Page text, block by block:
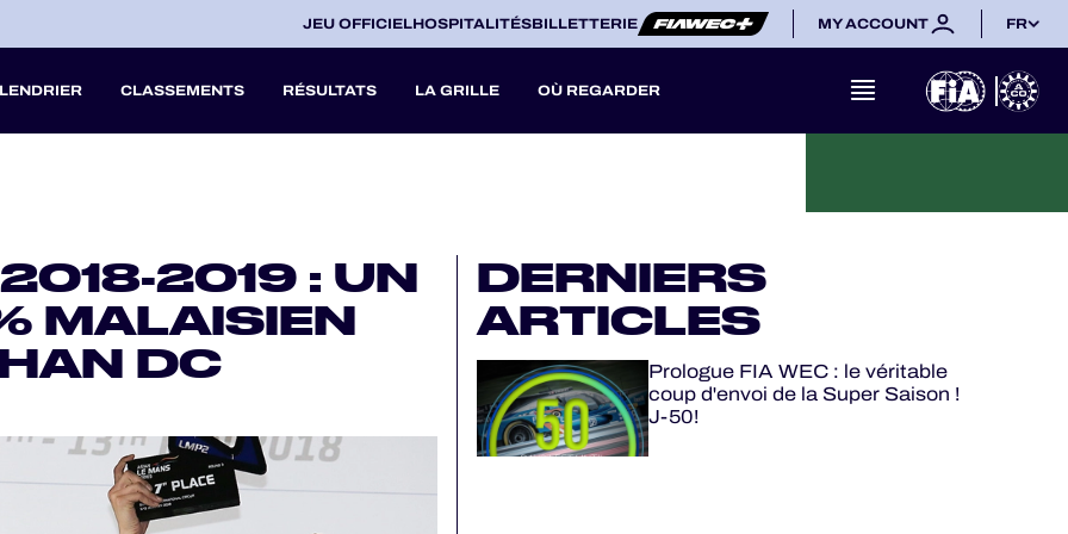
JEU OFFICIELHOSPITALITÉSBILLETTERIE MY ACCOUNT FR
CLASSEMENTS RÉSULTATS LA GRILLE OÙ REGARDER
2019 : UN
MALAISIEN
DC
DERNIERS
ARTICLES
Prologue FIA WEC : le véritable
coup d'envoi de la Super Saison !
J-50!